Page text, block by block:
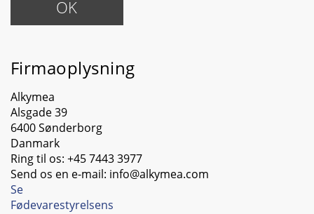
Firmaoplysning
Alkymea
Alsgade 39
6400 Sønderborg
Danmark
Ring til os: +45 7443 3977
Send os en e-mail: info@alkymea.com
Se
Fødevarestyrelsens